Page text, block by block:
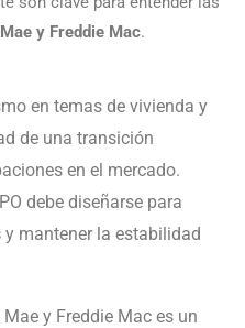
y Freddie Mac.
en temas de vivienda y
de una transición
en el mercado.
debe diseñarse para
y mantener la estabilidad
y Freddie Mac es un